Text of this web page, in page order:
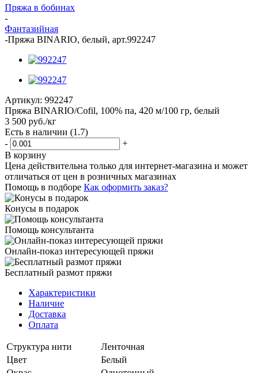
Пряжа в бобинах
-
Фантазийная
-Пряжа BINARIO, белый, арт.992247
Артикул: 992247
Пряжа BINARIO/Cofil, 100% па, 420 м/100 гр, белый
3 500 руб./кг
Есть в наличии (1.7)
-
+
В корзину
Цена действительна только для интернет-магазина и может
отличаться от цен в розничных магазинах
Помощь в подборе Как оформить заказ?
Конусы в подарок
Помощь консультанта
Онлайн-показ интересующей пряжи
Бесплатный размот пряжи
Характеристики
Наличие
Доставка
Оплата
Структура нити
Ленточная
Цвет
Белый